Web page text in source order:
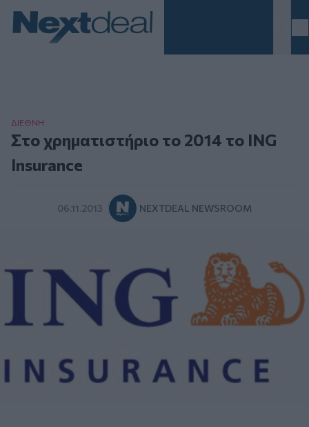
ΔΙΕΘΝΗ
Στο χρηματιστήριο το 2014 το ING
Insurance
06.11.2013 NEXTDEAL NEWSROOM